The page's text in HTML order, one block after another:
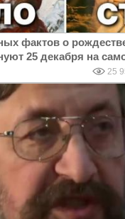
фактов о
25 декабря на
25